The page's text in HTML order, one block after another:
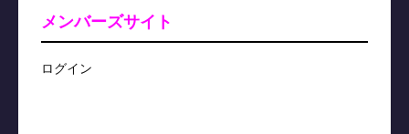
メンバーズサイト
ログイン